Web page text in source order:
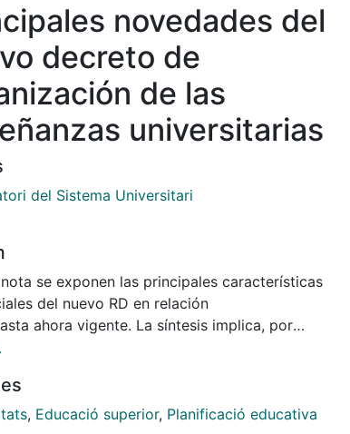
novedades del
decreto de
de las
universitarias
del Sistema Universitari
se exponen las principales características
del nuevo RD en relación
ahora vigente. La síntesis implica, por
la pérdida de algunos matices, por
RD...
, Educació superior, Planificació educativa